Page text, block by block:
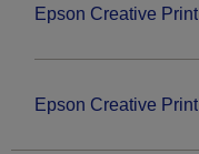
Epson Creative Print
Epson Creative Print